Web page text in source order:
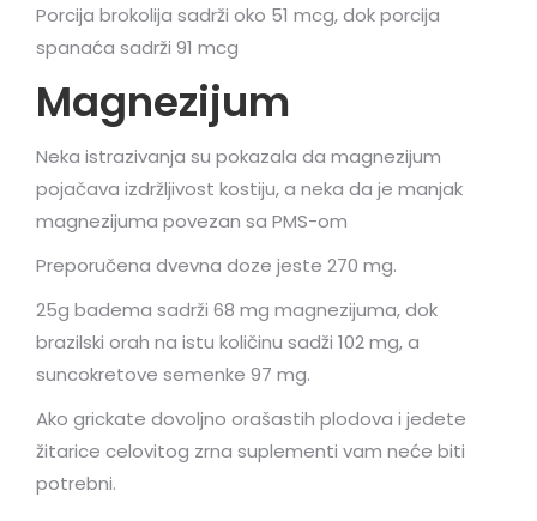
Porcija brokolija sadrži oko 51 mcg, dok porcija
spanaća sadrži 91 mcg
Magnezijum
Neka istrazivanja su pokazala da magnezijum
pojačava izdržljivost kostiju, a neka da je manjak
magnezijuma povezan sa PMS-om
Preporučena dvevna doze jeste 270 mg.
25g badema sadrži 68 mg magnezijuma, dok
brazilski orah na istu količinu sadži 102 mg, a
suncokretove semenke 97 mg.
Ako grickate dovoljno orašastih plodova i jedete
žitarice celovitog zrna suplementi vam neće biti
potrebni.